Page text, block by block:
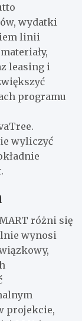
wydatki
linii
leasing i
programu
wyliczyć
różni się
wynosi
projekcie,